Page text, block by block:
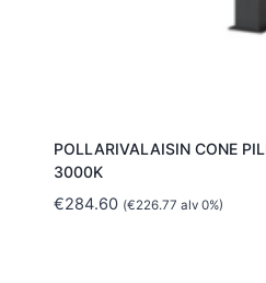
POLLARIVALAISIN CONE
3000K
€284.60 (€226.77 alv 0%)